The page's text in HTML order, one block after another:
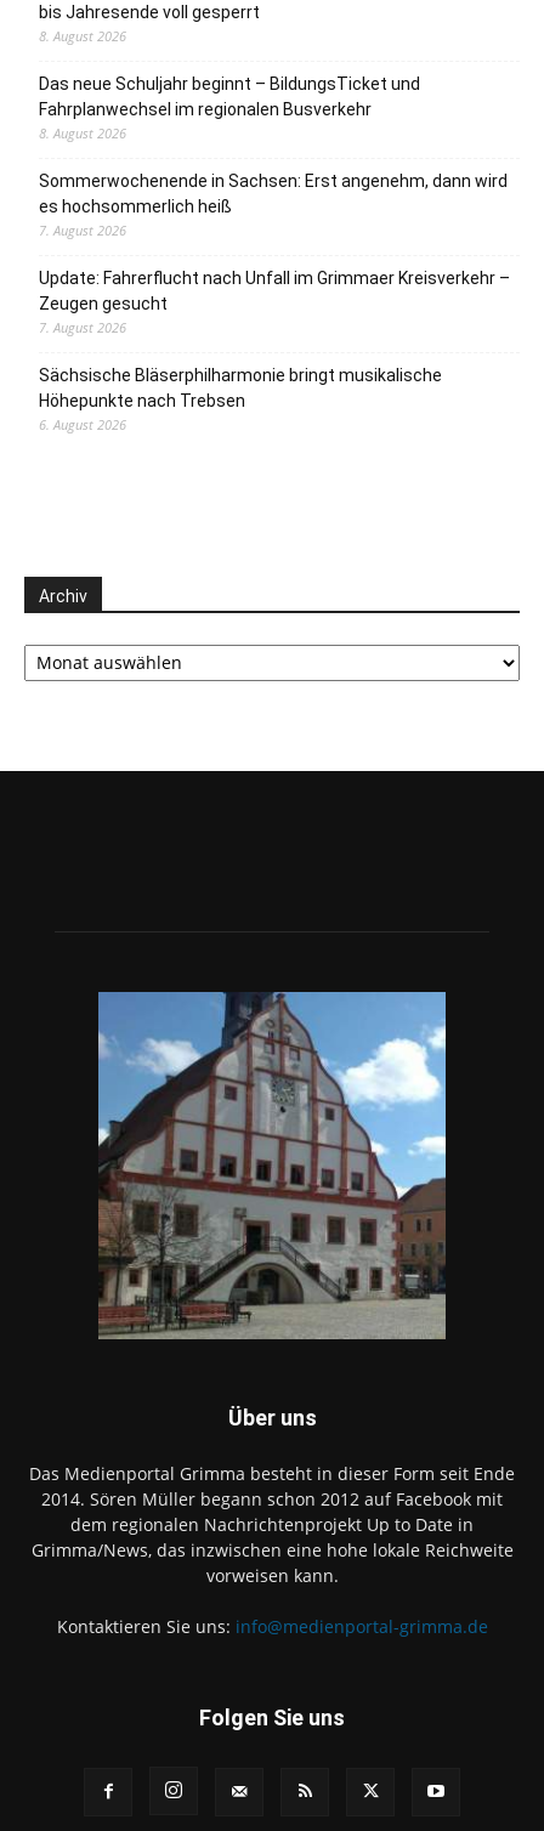
bis Jahresende voll gesperrt
8. August 2026
Das neue Schuljahr beginnt – BildungsTicket und
Fahrplanwechsel im regionalen Busverkehr
8. August 2026
Sommerwochenende in Sachsen: Erst angenehm, dann wird
es hochsommerlich heiß
7. August 2026
Update: Fahrerflucht nach Unfall im Grimmaer Kreisverkehr –
Zeugen gesucht
7. August 2026
Sächsische Bläserphilharmonie bringt musikalische
Höhepunkte nach Trebsen
6. August 2026
Archiv
Archiv
Über uns
Das Medienportal Grimma besteht in dieser Form seit Ende
2014. Sören Müller begann schon 2012 auf Facebook mit
dem regionalen Nachrichtenprojekt Up to Date in
Grimma/News, das inzwischen eine hohe lokale Reichweite
vorweisen kann.
Kontaktieren Sie uns: info@medienportal-grimma.de
Folgen Sie uns